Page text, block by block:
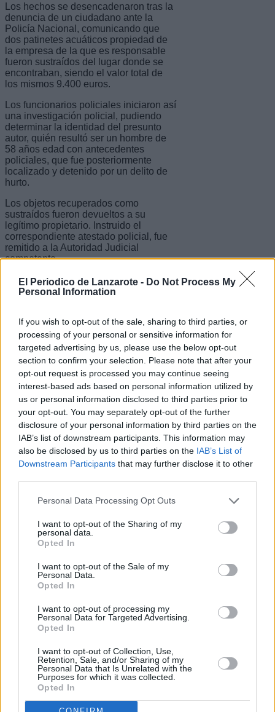
El Periodico de Lanzarote - Do Not Process My
Personal Information
If you wish to opt-out of the sale, sharing to third parties, or
processing of your personal or sensitive information for
targeted advertising by us, please use the below opt-out
section to confirm your selection. Please note that after your
opt-out request is processed you may continue seeing
interest-based ads based on personal information utilized by
us or personal information disclosed to third parties prior to
your opt-out. You may separately opt-out of the further
disclosure of your personal information by third parties on the
IAB’s list of downstream participants. This information may
also be disclosed by us to third parties on the IAB’s List of
Downstream Participants that may further disclose it to other
Personal Data Processing Opt Outs
I want to opt-out of the Sharing of my
personal data.
Opted In
I want to opt-out of the Sale of my
Personal Data.
Opted In
I want to opt-out of processing my
Personal Data for Targeted Advertising.
Opted In
I want to opt-out of Collection, Use,
Retention, Sale, and/or Sharing of my
Personal Data that Is Unrelated with the
Purposes for which it was collected.
Opted In
Los hechos se desencadenaron tras la
denuncia de un ciudadano ante la
Policía Nacional, comunicando que
dos patinetes acuáticos propiedad de
la empresa de la que es responsable
fueron sustraídos del lugar donde se
encontraban, siendo el valor total de
los mismos 9.400 euros.
Los funcionarios policiales iniciaron así
una investigación policial, pudiendo
determinar la identidad del presunto
autor, quién resultó ser un hombre de
58 años edad con antecedentes
policiales, que fue posteriormente
localizado y detenido por un delito de
hurto.
Los objetos recuperados como
sustraídos fueron devueltos a su
legítimo propietario. Instruido el
correspondiente atestado policial, fue
remitido a la Autoridad Judicial
competente.
La intervención policial fue llevada a
cabo por agentes de la Policía
Escribir un comentario
Nombre
(requerido)
PUBLICIDAD
Lo más leído